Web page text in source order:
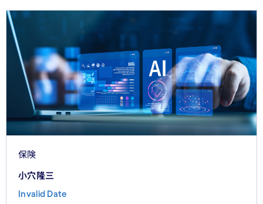
保険
小穴隆三
Invalid Date